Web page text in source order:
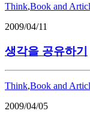
Think,Book and
2009/04/11
생각을 공유하기
Think,Book and
2009/04/05